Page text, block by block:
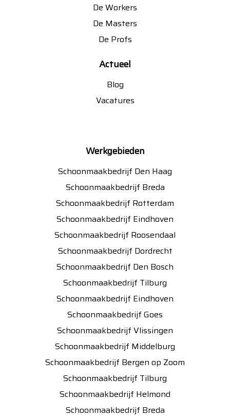
De Workers
De Masters
De Profs
Actueel
Blog
Vacatures
Werkgebieden
Schoonmaakbedrijf Den Haag
Schoonmaakbedrijf Breda
Schoonmaakbedrijf Rotterdam
Schoonmaakbedrijf Eindhoven
Schoonmaakbedrijf Roosendaal
Schoonmaakbedrijf Dordrecht
Schoonmaakbedrijf Den Bosch
Schoonmaakbedrijf Tilburg
Schoonmaakbedrijf Eindhoven
Schoonmaakbedrijf Goes
Schoonmaakbedrijf Vlissingen
Schoonmaakbedrijf Middelburg
Schoonmaakbedrijf Bergen op Zoom
Schoonmaakbedrijf Tilburg
Schoonmaakbedrijf Helmond
Schoonmaakbedrijf Breda